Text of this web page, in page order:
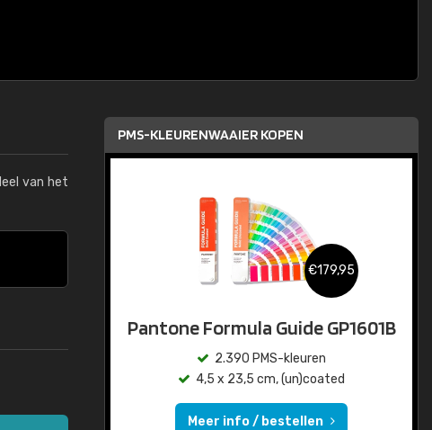
van het
PMS-KLEURENWAAIER KOPEN
€179,95
Pantone Formula Guide GP1601B
2.390 PMS-kleuren
4,5 x 23,5 cm, (un)coated
Meer info / bestellen